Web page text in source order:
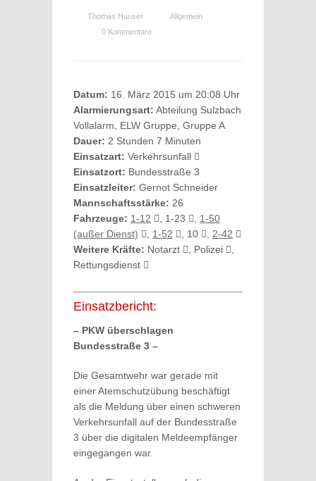
Thomas Hauser
Allgemein
0 Kommentare
Datum: 16. März 2015 um 20:08 Uhr
Alarmierungsart: Abteilung Sulzbach
Vollalarm, ELW Gruppe, Gruppe A
Dauer: 2 Stunden 7 Minuten
Einsatzart: Verkehrsunfall
Einsatzort: Bundesstraße 3
Einsatzleiter: Gernot Schneider
Mannschaftsstärke: 26
Fahrzeuge: 1-12 , 1-23
1-50
(außer Dienst)
1-52 , 10
2-42
Weitere Kräfte: Notarzt , Polizei
Rettungsdienst
Einsatzbericht:
– PKW überschlagen
Bundesstraße 3 –
Die Gesamtwehr war gerade mit
einer Atemschutzübung beschäftigt
als die Meldung über einen schweren
Verkehrsunfall auf der Bundesstraße
3 über die digitalen Meldeempfänger
eingegangen war.